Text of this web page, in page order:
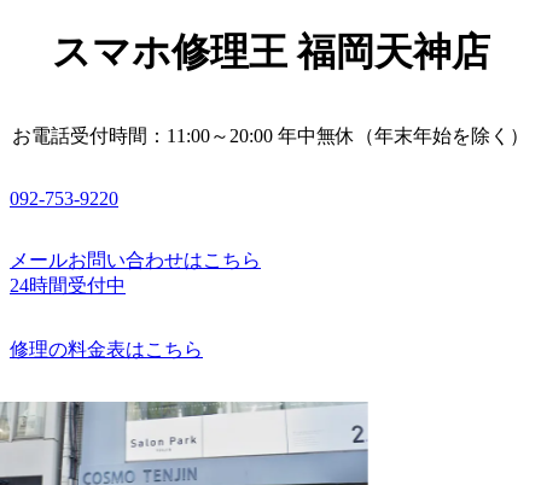
スマホ修理王 福岡天神店
お電話受付時間：11:00～20:00 年中無休（年末年始を除く）
092-753-9220
メールお問い合わせはこちら
24時間受付中
修理の料金表はこちら